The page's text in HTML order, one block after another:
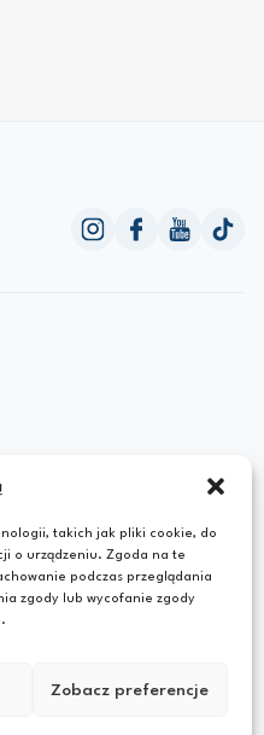
takich jak pliki cookie, do
o urządzeniu. Zgoda na te
podczas przeglądania
zgody lub wycofanie zgody
Zobacz preferencje